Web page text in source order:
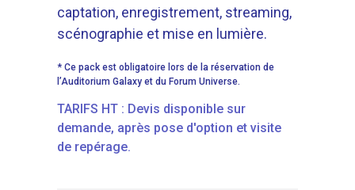
captation, enregistrement, streaming,
scénographie et mise en lumière.
* Ce pack est obligatoire lors de la réservation de
l’Auditorium Galaxy et du Forum Universe.
TARIFS HT : Devis disponible sur
demande, après pose d'option et visite
de repérage.